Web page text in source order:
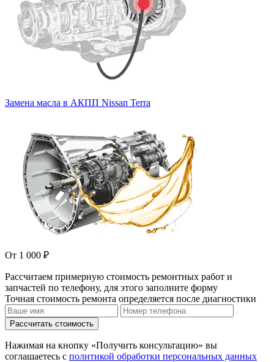
Замена масла в АКПП Nissan Terra
От 1 000 ₽
Рассчитаем примерную стоимость ремонтных работ и
запчастей по телефону, для этого заполните форму
Точная стоимость ремонта определяется после диагностики
Рассчитать стоимость
Нажимая на кнопку «Получить консультацию» вы
соглашаетесь с политикой обработки персональных данных